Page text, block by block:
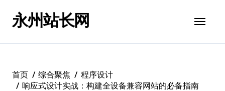
永州站长网
首页 综合聚焦
程序设计
响应式设计实战：构建全设备兼容网站的必备指南